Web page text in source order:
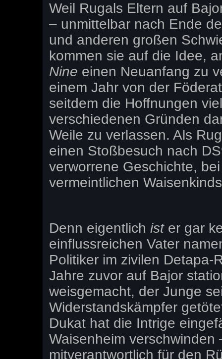
Weil Rugals Eltern auf
– unmittelbar nach Ende
und anderen großen
kommen sie auf die Idee,
Nine einen Neuanfang zu
einem Jahr von der
seitdem die Hoffnungen
verschiedenen Gründen
Weile zu verlassen. Als
einen Stoßbesuch nach
verworrene Geschichte,
vermeintlichen
Denn eigentlich ister gar
einflussreichen Vater
Politiker im zivilen Detapa-
Jahre zuvor auf Bajor
weisgemacht, der Junge
Widerstandskämpfer
Dukat hat die Intrige
Waisenheim verschwinden
mitverantwortlich für den